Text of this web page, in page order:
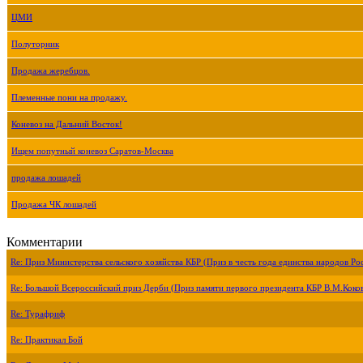
ЦМИ
Полуторник
Продажа жеребцов.
Племенные пони на продажу.
Коневоз на Дальний Восток!
Ищем попутный коневоз Саратов-Москва
продажа лошадей
Продажа ЧК лошадей
Комментарии
Re: Приз Министерства сельского хозяйства КБР (Приз в честь года единства народов
Re: Большой Всероссийский приз Дерби (Приз памяти первого президента КБР
Re: Турафриф
Re: Практикал Бой